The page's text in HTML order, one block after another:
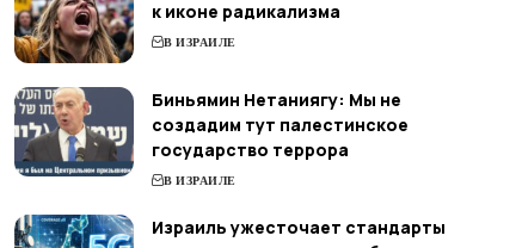
к иконе радикализма
В ИЗРАИЛЕ
Биньямин Нетаниягу: Мы не
создадим тут палестинское
государство террора
В ИЗРАИЛЕ
Израиль ужесточает стандарты